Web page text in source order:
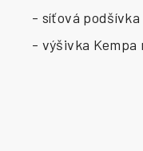
- síťová podšívka
- výšivka Kempa